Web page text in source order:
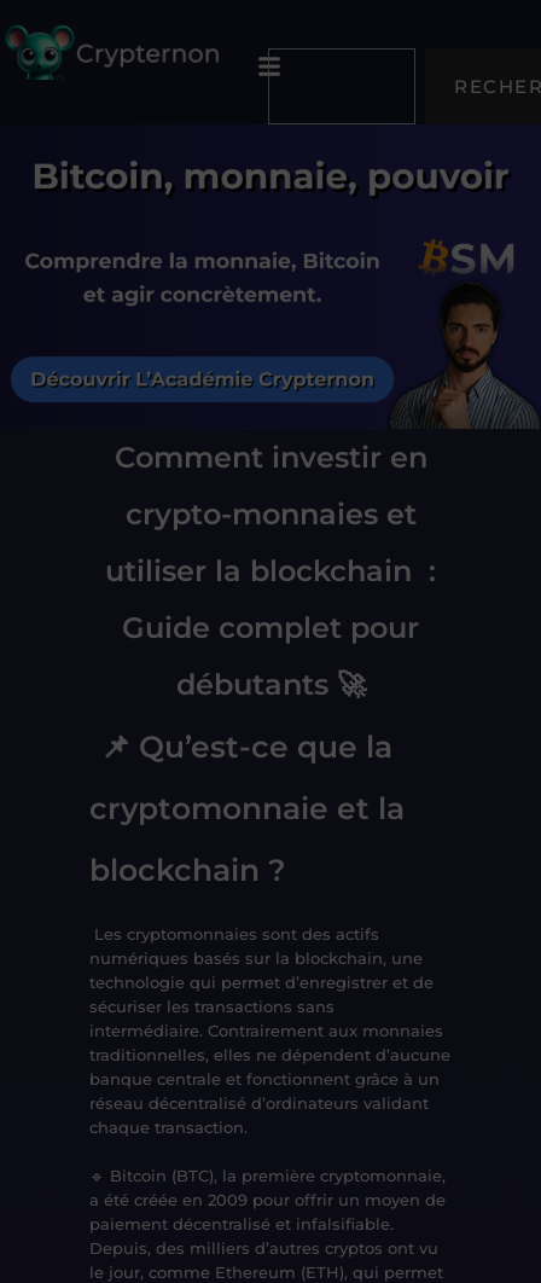
Comment investir en
crypto-monnaies et
utiliser la blockchain :
Guide complet pour
débutants 🚀
📌 Qu’est-ce que la
cryptomonnaie et la
blockchain ?
Les cryptomonnaies sont des actifs
numériques basés sur la blockchain, une
technologie qui permet d’enregistrer et de
sécuriser les transactions sans
intermédiaire. Contrairement aux monnaies
traditionnelles, elles ne dépendent d’aucune
banque centrale et fonctionnent grâce à un
réseau décentralisé d’ordinateurs validant
chaque transaction.
🔹 Bitcoin (BTC), la première cryptomonnaie,
a été créée en 2009 pour offrir un moyen de
paiement décentralisé et infalsifiable.
Depuis, des milliers d’autres cryptos ont vu
le jour, comme Ethereum (ETH), qui permet